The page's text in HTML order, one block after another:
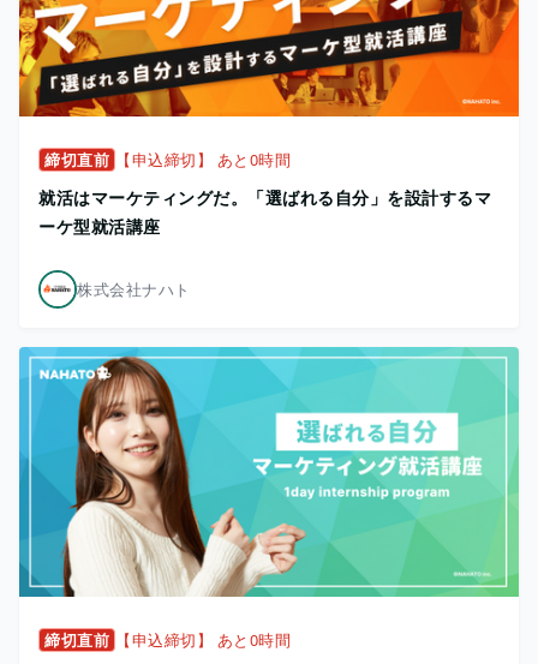
締切直前 【申込締切】 あと0時間
就活はマーケティングだ。「選ばれる自分」を設計するマ
ーケ型就活講座
株式会社ナハト
締切直前 【申込締切】 あと0時間